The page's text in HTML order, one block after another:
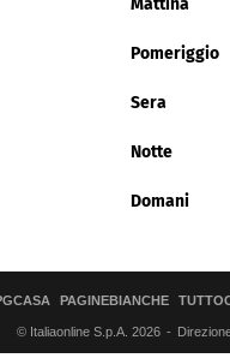
Mattina
Pomeriggio
Sera
Notte
Domani
PAGINEBIANCHE
© Italiaonline S.p.A. 2026